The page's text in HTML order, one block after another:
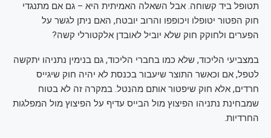
תטופל ביד קשוחה. אבל השאלה האמיתית היא – גם אם מתנגדי
חוק הפטור יטופלו ויכופפו והרוב יובטח, האם ניתן לגשר על
הפערים ולחוקק חוק שלא יוביל לאובדן אלקטורלי קשה?
במצביעי הליכוד, שלא כמו בחברי הליכוד, גם בנימין נתניהו יתקשה
לטפל, אם וכאשר התוצר שיעבור בכנסת לא יהיה חוק שיגייס
חרדים, אלא חוק שיפטור אותם מהנטל. במקרה זה לא בטוח
שמבחינת נתניהו הפיצוץ מול הבייס עדיף על הפיצוץ מול המפלגות
החרדיות.